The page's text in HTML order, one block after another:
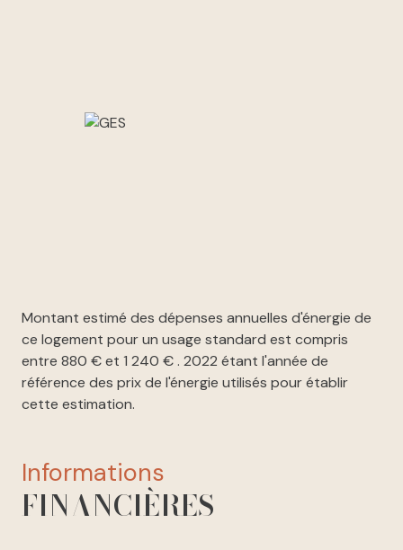
Montant estimé des dépenses annuelles d'énergie de
ce logement pour un usage standard est compris
entre 880 € et 1 240 € . 2022 étant l'année de
référence des prix de l'énergie utilisés pour établir
cette estimation.
informations
FINANCIÈRES